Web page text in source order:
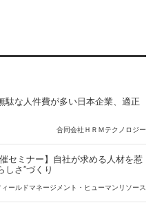
な人件費が多い日本企業、適正
合同会社ＨＲＭテクノロジー
セミナー】自社が求める人材を惹
しさ”づくり
ールドマネージメント・ヒューマンリソース